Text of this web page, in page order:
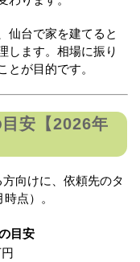
仙台で家を建てると
します。相場に振り
とが目的です。
安【2026年
向けに、依頼先のタ
点）。
目安